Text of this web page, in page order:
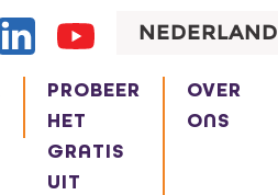
NEDERLAND
PROBEER
HET
GRATIS
UIT
OVER
ONS